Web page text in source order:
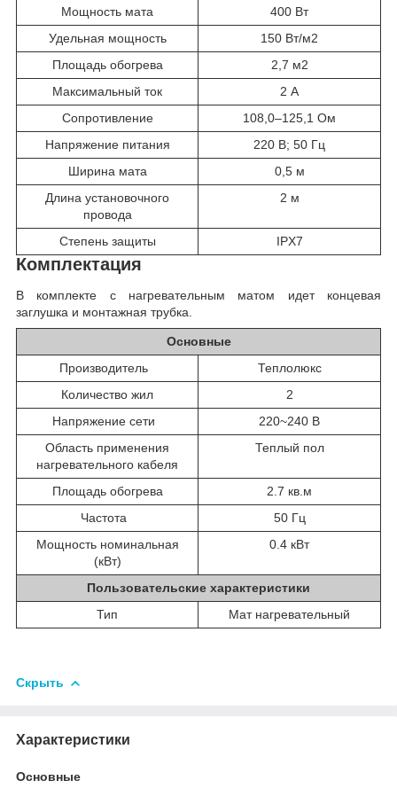
Мощность мата
400 Вт
Удельная мощность
150 Вт/м2
Площадь обогрева
2,7 м2
Максимальный ток
2 А
Сопротивление
108,0–125,1 Ом
Напряжение питания
220 В; 50 Гц
Ширина мата
0,5 м
Длина установочного
провода
2 м
Степень защиты IPX7
Комплектация
В комплекте с нагревательным матом идет концевая
заглушка и монтажная трубка.
Основные
Производитель
Теплолюкс
Количество жил
2
Напряжение сети
220~240 В
Область применения
нагревательного кабеля
Теплый пол
Площадь обогрева
2.7 кв.м
Частота
50 Гц
Мощность номинальная
(кВт)
0.4 кВт
Пользовательские характеристики
Тип
Мат нагревательный
Скрыть
Характеристики
Основные